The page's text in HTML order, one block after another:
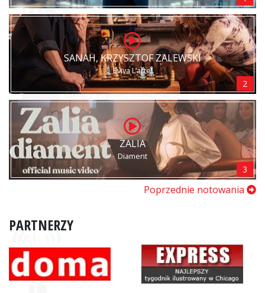
SANAH, KRZYSZTOF ZALEWSKI
Eviva L’arte!
2
ZALIA
Diament
3
Poprzednie notowania
PARTNERZY